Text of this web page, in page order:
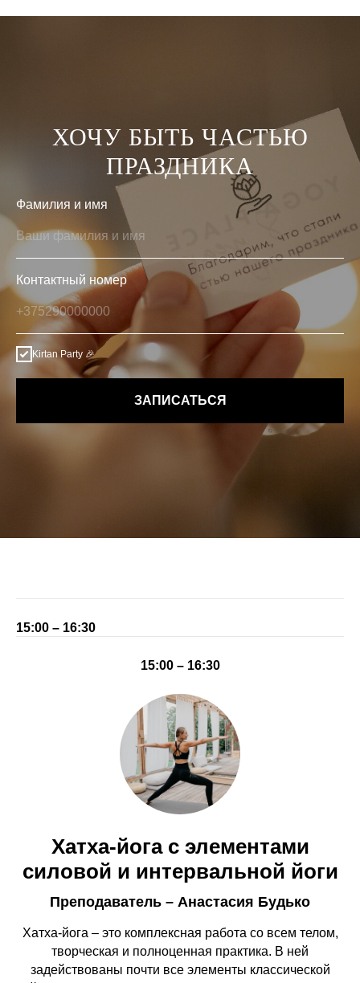
ХОЧУ БЫТЬ ЧАСТЬЮ
ПРАЗДНИКА
Фамилия и имя
Контактный номер
Kirtan Party 🎉
ЗАПИСАТЬСЯ
15:00 – 16:30
15:00 – 16:30
Хатха-йога с элементами
силовой и интервальной йоги
Преподаватель – Анастасия Будько
Хатха-йога – это комплексная работа со всем телом,
творческая и полноценная практика. В ней
задействованы почти все элементы классической